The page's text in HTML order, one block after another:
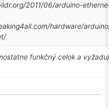
2011/06/arduino-
hardware/
funkčný celok a